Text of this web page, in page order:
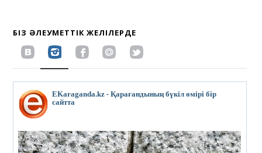
БІЗ ӘЛЕУМЕТТІК ЖЕЛІЛЕРДЕ
EKaraganda.kz - Қарағандының бүкіл өмірі бір
сайтта